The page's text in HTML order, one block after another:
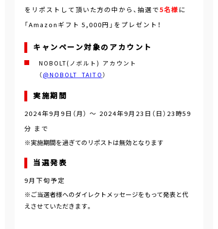
をリポストして頂いた方の中から、抽選で5名様 に
「Amazonギフト 5,000円」をプレゼント！
キャンペーン対象のアカウント
NOBOLT(ノボルト) アカウント
（@NOBOLT_TAITO）
実施期間
2024年9月9日（月） ～ 2024年9月23日（日）23時59
分 まで
※実施期間を過ぎてのリポストは無効となります
当選発表
9月下旬予定
※ご当選者様へのダイレクトメッセージをもって発表と代
えさせていただきます。